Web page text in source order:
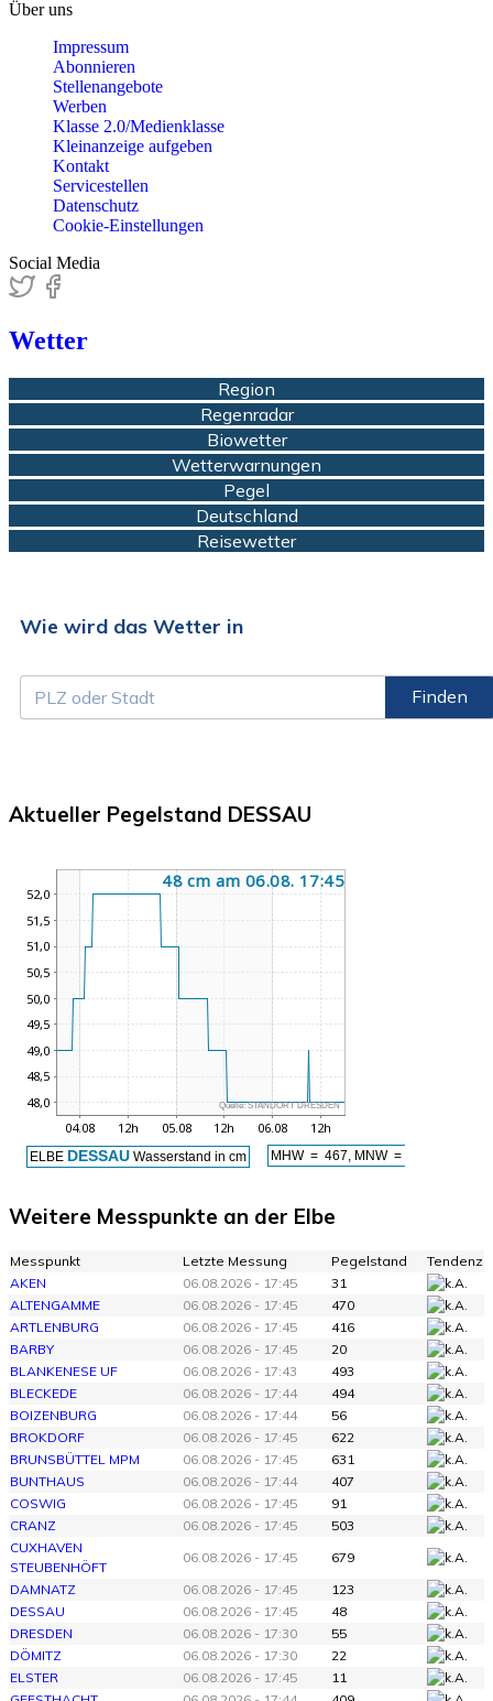
Über uns
Impressum
Abonnieren
Stellenangebote
Werben
Klasse 2.0/Medienklasse
Kleinanzeige aufgeben
Kontakt
Servicestellen
Datenschutz
Cookie-Einstellungen
Social Media
Wetter
Region
Regenradar
Biowetter
Wetterwarnungen
Pegel
Deutschland
Reisewetter
Wie wird das Wetter in
Finden
Aktueller Pegelstand DESSAU
Weitere Messpunkte an der Elbe
Messpunkt Letzte Messung Pegelstand
Tendenz
AKEN
06.08.2026 - 17:45
31
ALTENGAMME
06.08.2026 - 17:45
470
ARTLENBURG
06.08.2026 - 17:45
416
BARBY
06.08.2026 - 17:45
20
BLANKENESE UF
06.08.2026 - 17:43
493
BLECKEDE
06.08.2026 - 17:44
494
BOIZENBURG
06.08.2026 - 17:44
56
BROKDORF
06.08.2026 - 17:45
622
BRUNSBÜTTEL MPM
06.08.2026 - 17:45
631
BUNTHAUS
06.08.2026 - 17:44
407
COSWIG
06.08.2026 - 17:45
91
CRANZ
06.08.2026 - 17:45
503
CUXHAVEN
STEUBENHÖFT
06.08.2026 - 17:45
679
DAMNATZ
06.08.2026 - 17:45
123
DESSAU
06.08.2026 - 17:45
48
DRESDEN
06.08.2026 - 17:30
55
DÖMITZ
06.08.2026 - 17:30
22
ELSTER
06.08.2026 - 17:45
11